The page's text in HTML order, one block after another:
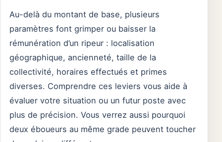
Au-delà du montant de base, plusieurs
paramètres font grimper ou baisser la
rémunération d’un ripeur : localisation
géographique, ancienneté, taille de la
collectivité, horaires effectués et primes
diverses. Comprendre ces leviers vous aide à
évaluer votre situation ou un futur poste avec
plus de précision. Vous verrez aussi pourquoi
deux éboueurs au même grade peuvent toucher